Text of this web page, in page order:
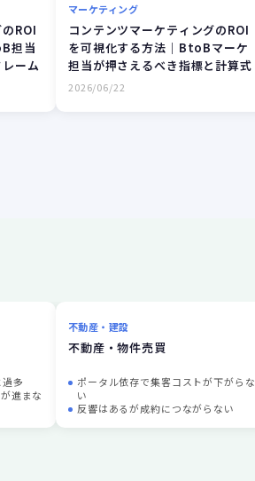
ROI
担当
ーム
マーケティング
コンテンツマーケティングのROI
を可視化する方法｜BtoBマーケ
担当が押さえるべき指標と計算式
2026/06/22
多
進まな
不動産・建設
不動産・物件売買
ポータル依存で集客コストが下がらな
い
反響はあるが成約につながらない